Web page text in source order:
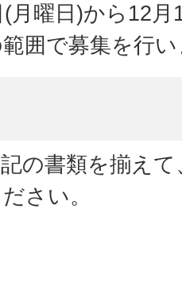
月曜日)から12月
囲で募集を行
の書類を揃え
さい。